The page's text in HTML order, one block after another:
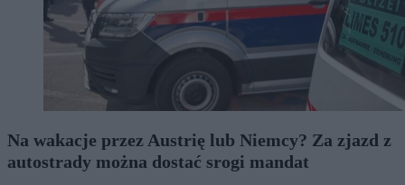
Na wakacje przez Austrię lub Niemcy? Za zjazd z
autostrady można dostać srogi mandat